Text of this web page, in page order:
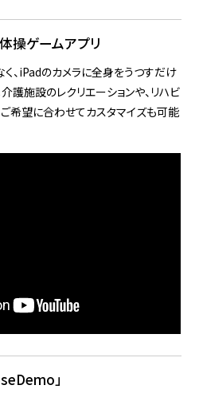
操ゲームアプリ
、iPadのカメラに全身をうつすだけ
護施設のレクリエーションや、リハビ
希望に合わせてカスタマイズも可能
」